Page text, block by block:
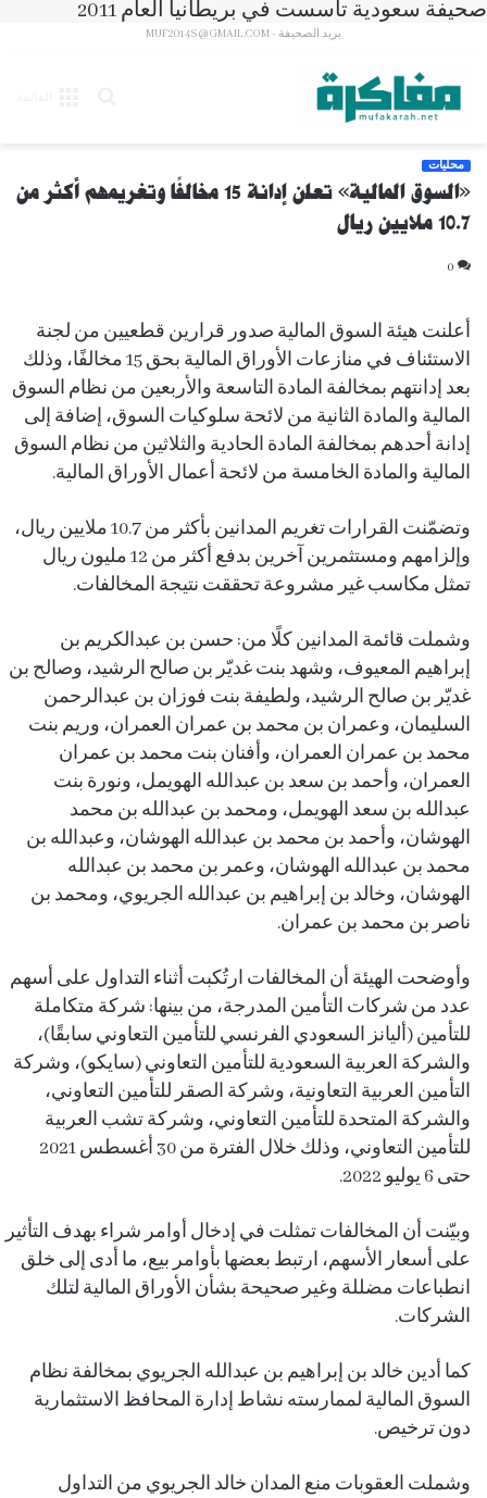
صحيفة سعودية تأسست في بريطانيا العام 2011
بريد الصحيفة - MUF2014S@GMAIL.COM
محليات
«السوق المالية» تعلن إدانة 15 مخالفًا وتغريمهم أكثر من
10.7 ملايين ريال
0
أعلنت هيئة السوق المالية صدور قرارين قطعيين من لجنة
الاستئناف في منازعات الأوراق المالية بحق 15 مخالفًا، وذلك
بعد إدانتهم بمخالفة المادة التاسعة والأربعين من نظام السوق
المالية والمادة الثانية من لائحة سلوكيات السوق، إضافة إلى
إدانة أحدهم بمخالفة المادة الحادية والثلاثين من نظام السوق
المالية والمادة الخامسة من لائحة أعمال الأوراق المالية.
وتضمّنت القرارات تغريم المدانين بأكثر من 10.7 ملايين ريال،
وإلزامهم ومستثمرين آخرين بدفع أكثر من 12 مليون ريال
تمثل مكاسب غير مشروعة تحققت نتيجة المخالفات.
وشملت قائمة المدانين كلًا من: حسن بن عبدالكريم بن
إبراهيم المعيوف، وشهد بنت غديّر بن صالح الرشيد، وصالح بن
غديّر بن صالح الرشيد، ولطيفة بنت فوزان بن عبدالرحمن
السليمان، وعمران بن محمد بن عمران العمران، وريم بنت
محمد بن عمران العمران، وأفنان بنت محمد بن عمران
العمران، وأحمد بن سعد بن عبدالله الهويمل، ونورة بنت
عبدالله بن سعد الهويمل، ومحمد بن عبدالله بن محمد
الهوشان، وأحمد بن محمد بن عبدالله الهوشان، وعبدالله بن
محمد بن عبدالله الهوشان، وعمر بن محمد بن عبدالله
الهوشان، وخالد بن إبراهيم بن عبدالله الجريوي، ومحمد بن
ناصر بن محمد بن عمران.
وأوضحت الهيئة أن المخالفات ارتُكبت أثناء التداول على أسهم
عدد من شركات التأمين المدرجة، من بينها: شركة متكاملة
للتأمين (أليانز السعودي الفرنسي للتأمين التعاوني سابقًا)،
والشركة العربية السعودية للتأمين التعاوني (سايكو)، وشركة
التأمين العربية التعاونية، وشركة الصقر للتأمين التعاوني،
والشركة المتحدة للتأمين التعاوني، وشركة تشب العربية
للتأمين التعاوني، وذلك خلال الفترة من 30 أغسطس 2021
حتى 6 يوليو 2022.
وبيّنت أن المخالفات تمثلت في إدخال أوامر شراء بهدف التأثير
على أسعار الأسهم، ارتبط بعضها بأوامر بيع، ما أدى إلى خلق
انطباعات مضللة وغير صحيحة بشأن الأوراق المالية لتلك
الشركات.
كما أدين خالد بن إبراهيم بن عبدالله الجريوي بمخالفة نظام
السوق المالية لممارسته نشاط إدارة المحافظ الاستثمارية
دون ترخيص.
وشملت العقوبات منع المدان خالد الجريوي من التداول